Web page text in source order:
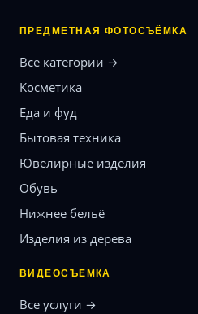
ПРЕДМЕТНАЯ ФОТОСЪЁМКА
Все категории →
Косметика
Еда и фуд
Бытовая техника
Ювелирные изделия
Обувь
Нижнее бельё
Изделия из дерева
ВИДЕОСЪЁМКА
Все услуги →